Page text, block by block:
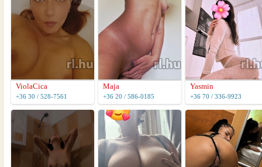
ViolaCica
+36 30 / 528-7561
Maja
+36 20 / 586-0185
Yasmin
+36 70 / 336-9923